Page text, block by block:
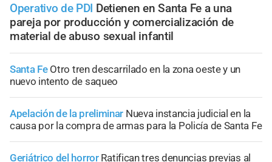
Operativo de PDI Detienen en Santa Fe a una
pareja por producción y comercialización de
material de abuso sexual infantil
Santa Fe Otro tren descarrilado en la zona oeste y un
nuevo intento de saqueo
Apelación de la preliminar Nueva instancia judicial en la
causa por la compra de armas para la Policía de Santa Fe
Geriátrico del horror Ratifican tres denuncias previas al